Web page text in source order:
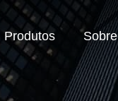
Produtos